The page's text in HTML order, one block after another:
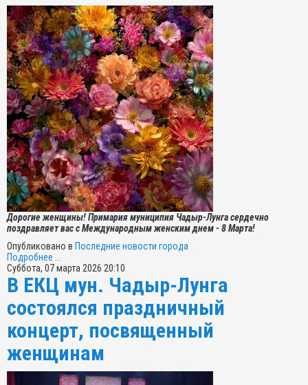
Дорогие женщины! Примария муниципия Чадыр-Лунга сердечно
поздравляет вас с Международным женским днем - 8 Марта!
Опубликовано в Последние новости города
Подробнее ...
Суббота, 07 марта 2026 20:10
В ЕКЦ мун. Чадыр-Лунга
состоялся праздничный
концерт, посвященный
женщинам